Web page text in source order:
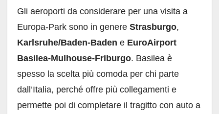
Gli aeroporti da considerare per una visita a
Europa-Park sono in genere Strasburgo,
Karlsruhe/Baden-Baden e EuroAirport
Basilea-Mulhouse-Friburgo. Basilea è
spesso la scelta più comoda per chi parte
dall’Italia, perché offre più collegamenti e
permette poi di completare il tragitto con auto a